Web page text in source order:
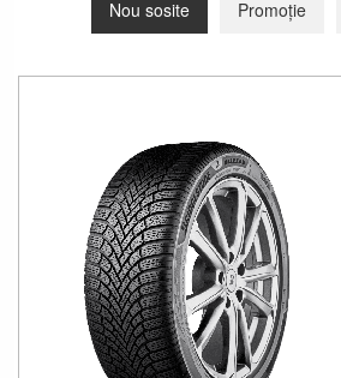
Nou sosite Promoție